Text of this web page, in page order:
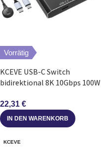
Vorrätig
KCEVE USB-C Switch
bidirektional 8K 10Gbps 100W
22,31 €
IN DEN WARENKORB
KCEVE